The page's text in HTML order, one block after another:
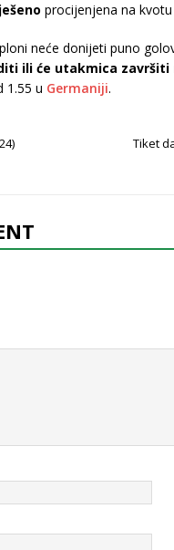
procijenjena na kvotu
neće donijeti puno
ili će utakmica
1.55 u Germaniji.
Tiket